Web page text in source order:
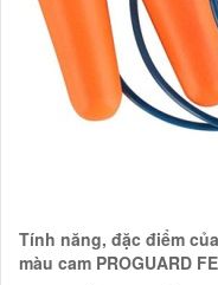
Tính năng, đặc điểm
màu cam PROGUARD